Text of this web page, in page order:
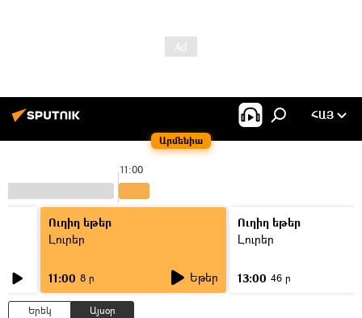
Արմենիա
ՀԱՅ
11:00
Ուղիղ եթեր
Լուրեր
11:00 8 ր Եթեր
Ուղիղ եթեր
Լուրեր
13:00 46 ր
Երեկ Այսօր